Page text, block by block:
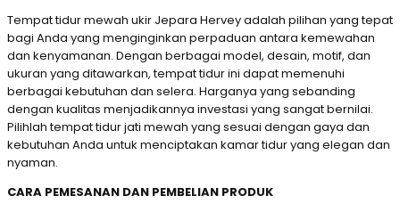
Tempat tidur mewah ukir Jepara Hervey adalah pilihan yang tepat
bagi Anda yang menginginkan perpaduan antara kemewahan
dan kenyamanan. Dengan berbagai model, desain, motif, dan
ukuran yang ditawarkan, tempat tidur ini dapat memenuhi
berbagai kebutuhan dan selera. Harganya yang sebanding
dengan kualitas menjadikannya investasi yang sangat bernilai.
Pilihlah tempat tidur jati mewah yang sesuai dengan gaya dan
kebutuhan Anda untuk menciptakan kamar tidur yang elegan dan
nyaman.
CARA PEMESANAN DAN PEMBELIAN PRODUK